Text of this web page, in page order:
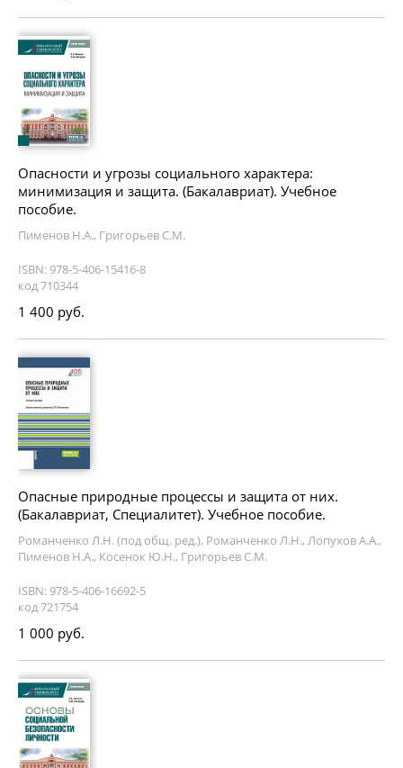
Опасности и угрозы социального характера:
минимизация и защита. (Бакалавриат). Учебное
пособие.
Пименов Н.А., Григорьев С.М.
ISBN: 978-5-406-15416-8
код 710344
1 400 руб.
Опасные природные процессы и защита от них.
(Бакалавриат, Специалитет). Учебное пособие.
Романченко Л.Н. (под общ. ред.), Романченко Л.Н., Лопухов А.А.,
Пименов Н.А., Косенок Ю.Н., Григорьев С.М.
ISBN: 978-5-406-16692-5
код 721754
1 000 руб.